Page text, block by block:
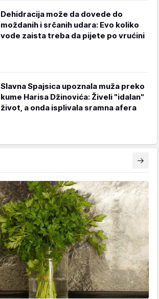
Dehidracija može da dovede do
moždanih i srčanih udara: Evo koliko
vode zaista treba da pijete po vrućini
Slavna Spajsica upoznala muža preko
kume Harisa Džinovića: Živeli "idalan"
život, a onda isplivala sramna afera